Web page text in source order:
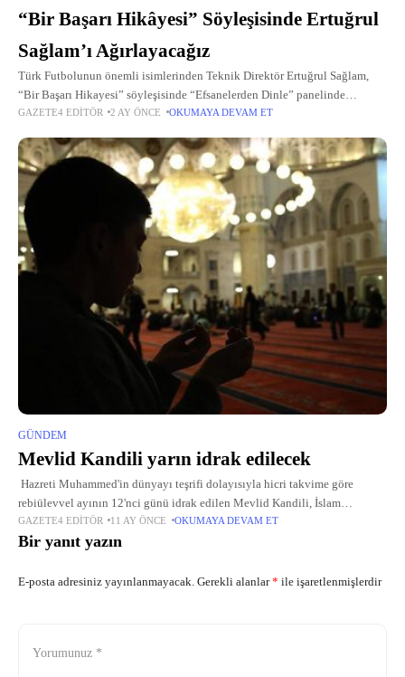
“Bir Başarı Hikâyesi” Söyleşisinde Ertuğrul
Sağlam’ı Ağırlayacağız
Türk Futbolunun önemli isimlerinden Teknik Direktör Ertuğrul Sağlam,
“Bir Başarı Hikayesi” söyleşisinde “Efsanelerden Dinle” panelinde
Nevşehirlilerle buluşacak.
GAZETE4 EDITÖR 2 AY ÖNCE OKUMAYA DEVAM ET
GÜNDEM
Mevlid Kandili yarın idrak edilecek
Hazreti Muhammed'in dünyayı teşrifi dolayısıyla hicri takvime göre
rebiülevvel ayının 12'nci günü idrak edilen Mevlid Kandili, İslam
toplumlarında peygamber sevgisinin kültürel hayata yansıması olarak
asırlardır kutlanıyor. Sözlükte "doğum
GAZETE4 EDITÖR 11 AY ÖNCE OKUMAYA DEVAM ET
Bir yanıt yazın
E-posta adresiniz yayınlanmayacak. Gerekli alanlar* ile işaretlenmişlerdir